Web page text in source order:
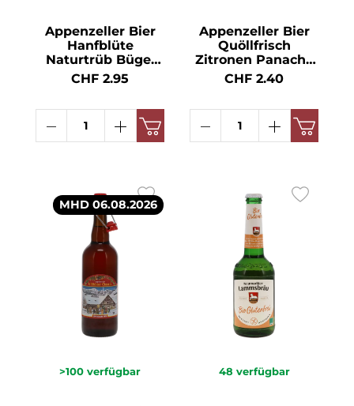
Appenzeller Bier
Hanfblüte
Naturtrüb Bügel
HA 15x MW 5.2°
50cl
CHF 2.95
Appenzeller Bier
Quöllfrisch
Zitronen Panaché
Dose DO 2° 50cl
CHF 2.40
MHD 06.08.2026
>100 verfügbar 48 verfügbar